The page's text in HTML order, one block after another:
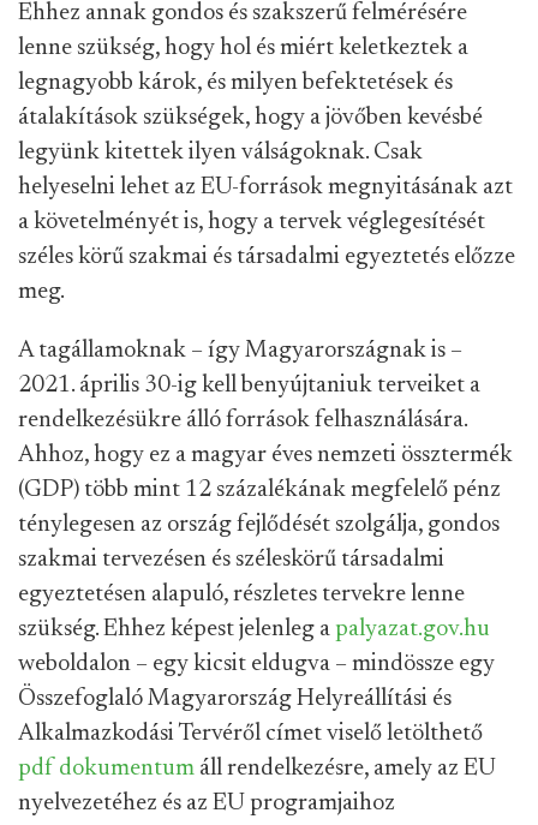
Ehhez annak gondos és szakszerű felmérésére
lenne szükség, hogy hol és miért keletkeztek a
legnagyobb károk, és milyen befektetések és
átalakítások szükségek, hogy a jövőben kevésbé
legyünk kitettek ilyen válságoknak. Csak
helyeselni lehet az EU-források megnyitásának azt
a követelményét is, hogy a tervek véglegesítését
széles körű szakmai és társadalmi egyeztetés előzze
meg.
A tagállamoknak – így Magyarországnak is –
2021. április 30-ig kell benyújtaniuk terveiket a
rendelkezésükre álló források felhasználására.
Ahhoz, hogy ez a magyar éves nemzeti össztermék
(GDP) több mint 12 százalékának megfelelő pénz
ténylegesen az ország fejlődését szolgálja, gondos
szakmai tervezésen és széleskörű társadalmi
egyeztetésen alapuló, részletes tervekre lenne
szükség. Ehhez képest jelenleg a palyazat.gov.hu
weboldalon – egy kicsit eldugva – mindössze egy
Összefoglaló Magyarország Helyreállítási és
Alkalmazkodási Tervéről címet viselő letölthető
pdf dokumentum áll rendelkezésre, amely az EU
nyelvezetéhez és az EU programjaihoz